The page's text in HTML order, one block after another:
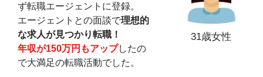
ず転職エージェントに登録。
エージェントとの面談で理想的
な求人が見つかり転職！
年収が150万円もアップしたの
で大満足の転職活動でした。
31歳女性